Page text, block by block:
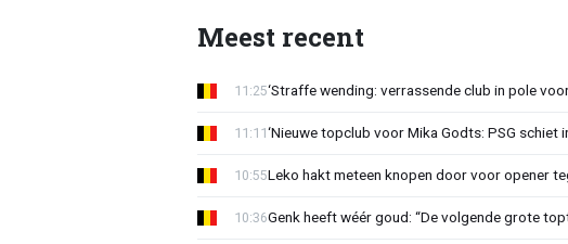
Meest recent
‘Straffe wending: verrassende club in pole voor
11:25
‘Nieuwe topclub voor Mika Godts: PSG schiet
11:11
Leko hakt meteen knopen door voor opener
10:55
Genk heeft wéér goud: “De volgende grote
10:36